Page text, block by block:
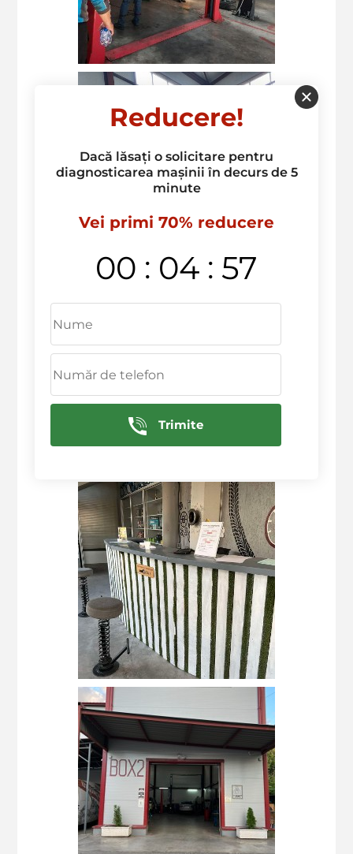
Reducere!
Dacă lăsați o solicitare pentru
diagnosticarea mașinii în decurs de 5
minute
Vei primi 70% reducere
00 : 04 : 57
Trimite